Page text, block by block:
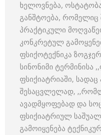
ხელოვნება,
განშტოება, რომელიც
პრაქტიკული
კონკრეტულ
ფსიქოტექნიკა
სინონიმი ტერმინისა
ფსიქიატრიაში, სადაც
შესაცვლელად,
ავადმყოფებად და
ფსიქიატრიულ
გამოიყენება